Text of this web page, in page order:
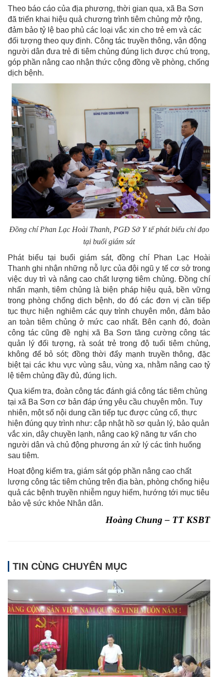
Theo báo cáo của địa phương, thời gian qua, xã Ba Sơn
đã triển khai hiệu quả chương trình tiêm chủng mở rộng,
đảm bảo tỷ lệ bao phủ các loại vắc xin cho trẻ em và các
đối tượng theo quy định. Công tác truyền thông, vận động
người dân đưa trẻ đi tiêm chủng đúng lịch được chú trọng,
góp phần nâng cao nhận thức cộng đồng về phòng, chống
dịch bệnh.
Đồng chí Phan Lạc Hoài Thanh, PGĐ Sở Y tế phát biểu chỉ đạo
tại buổi giám sát
Phát biểu tại buổi giám sát, đồng chí Phan Lạc Hoài
Thanh ghi nhận những nỗ lực của đội ngũ y tế cơ sở trong
việc duy trì và nâng cao chất lượng tiêm chủng. Đồng chí
nhấn mạnh, tiêm chủng là biện pháp hiệu quả, bền vững
trong phòng chống dịch bệnh, do đó các đơn vị cần tiếp
tục thực hiện nghiêm các quy trình chuyên môn, đảm bảo
an toàn tiêm chủng ở mức cao nhất. Bên cạnh đó, đoàn
công tác cũng đề nghị xã Ba Sơn tăng cường công tác
quản lý đối tượng, rà soát trẻ trong độ tuổi tiêm chủng,
không để bỏ sót; đồng thời đẩy mạnh truyền thông, đặc
biệt tại các khu vực vùng sâu, vùng xa, nhằm nâng cao tỷ
lệ tiêm chủng đầy đủ, đúng lịch.
Qua kiểm tra, đoàn công tác đánh giá công tác tiêm chủng
tại xã Ba Sơn cơ bản đáp ứng yêu cầu chuyên môn. Tuy
nhiên, một số nội dung cần tiếp tục được củng cố, thực
hiện đúng quy trình như: cập nhật hồ sơ quản lý, bảo quản
vắc xin, dây chuyền lạnh, nâng cao kỹ năng tư vấn cho
người dân và chủ động phương án xử lý các tình huống
sau tiêm.
Hoạt động kiểm tra, giám sát góp phần nâng cao chất
lượng công tác tiêm chủng trên địa bàn, phòng chống hiệu
quả các bệnh truyền nhiễm nguy hiểm, hướng tới mục tiêu
bảo vệ sức khỏe Nhân dân.
Hoàng Chung – TT KSBT
TIN CÙNG CHUYÊN MỤC